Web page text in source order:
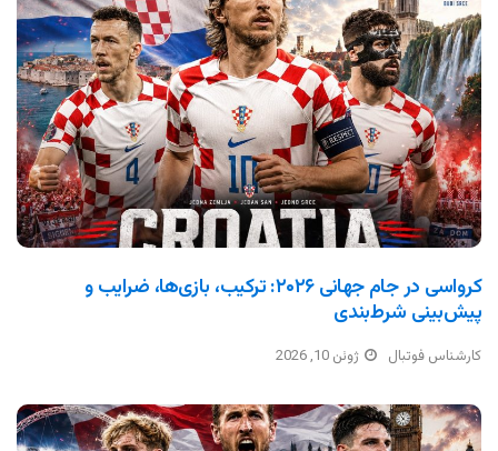
کرواسی در جام جهانی ۲۰۲۶: ترکیب، بازی‌ها، ضرایب و
پیش‌بینی شرط‌بندی
کارشناس فوتبال ژوئن 10, 2026